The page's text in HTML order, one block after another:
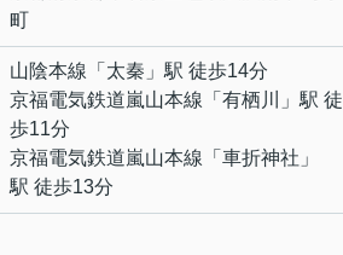
町
山陰本線 「 太秦 」駅 徒歩14分
京福電気鉄道嵐山本線 「 有栖川
」駅 徒
歩11分
京福電気鉄道嵐山本線 「 車折神社 」
駅 徒歩13分